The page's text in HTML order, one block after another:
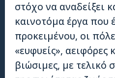
στόχο να αναδείξει
καινοτόμα έργα που
προκειμένου, οι
«ευφυείς», αειφόρες
βιώσιμες, με τελικό